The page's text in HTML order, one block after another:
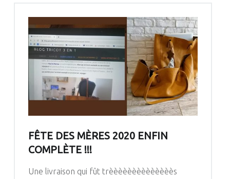
FÊTE DES MÈRES 2020 ENFIN
COMPLÈTE !!!
Une livraison qui fût trèèèèèèèèèèèèèès